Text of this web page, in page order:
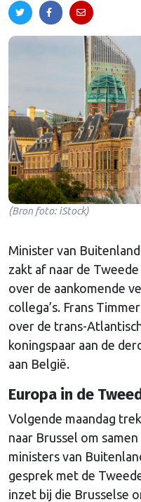
(Bron foto: iStock)
Minister van
zakt af naar de
over de aankomende
collega’s. Frans
over de trans-
koningspaar aan de
aan België.
Europa in de
Volgende maandag
naar Brussel om
ministers van
gesprek met de
inzet bij die Brusselse